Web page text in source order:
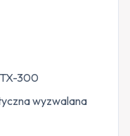
300
wyzwalana